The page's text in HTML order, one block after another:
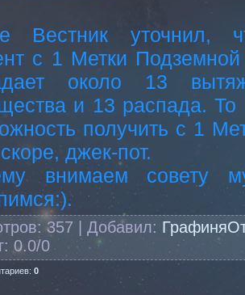
Вестник уточнил,
с 1 Метки
около 13
и 13 распада. То
получить с 1
джек-пот.
внимаем совету
: 357 | Добавил:
: 0.0/0
: 0